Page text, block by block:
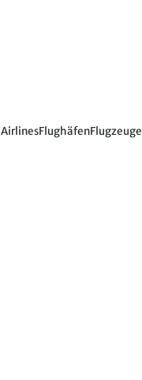
AirlinesFlughäfenFlugzeuge